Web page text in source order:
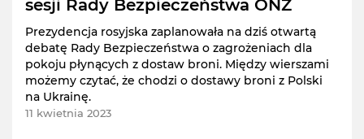
sesji Rady Bezpieczeństwa ONZ
Prezydencja rosyjska zaplanowała na dziś otwartą
debatę Rady Bezpieczeństwa o zagrożeniach dla
pokoju płynących z dostaw broni. Między wierszami
możemy czytać, że chodzi o dostawy broni z Polski
na Ukrainę.
11 kwietnia 2023